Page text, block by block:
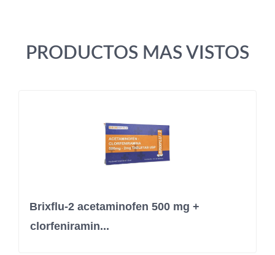
PRODUCTOS MAS VISTOS
Brixflu-2 acetaminofen 500 mg +
clorfeniramin...